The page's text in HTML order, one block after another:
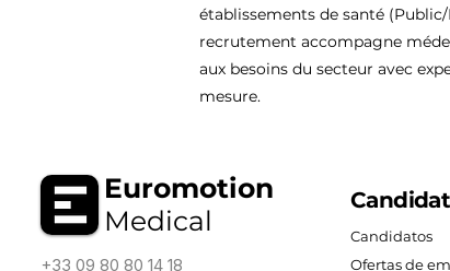
établissements de santé
recrutement accompagne
aux besoins du secteur avec
mesure.
Euromotion
Medical
+33 09 80 80 14 18
Candidatos
Ofertas de